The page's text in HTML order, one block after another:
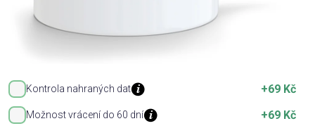
Kontrola nahraných dat +69 Kč
Možnost vrácení do 60 dní +69 Kč